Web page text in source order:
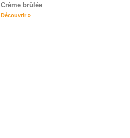
Crème brûlée
Découvrir »